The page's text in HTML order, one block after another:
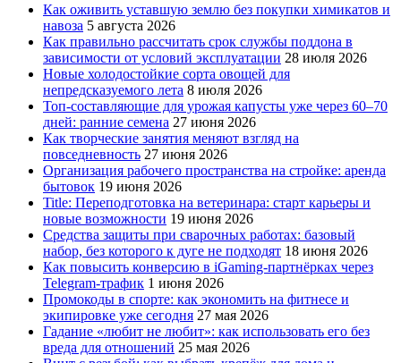
Как оживить уставшую землю без покупки химикатов и
навоза 5 августа 2026
Как правильно рассчитать срок службы поддона в
зависимости от условий эксплуатации 28 июля 2026
Новые холодостойкие сорта овощей для
непредсказуемого лета 8 июля 2026
Топ-составляющие для урожая капусты уже через 60–70
дней: ранние семена 27 июня 2026
Как творческие занятия меняют взгляд на
повседневность 27 июня 2026
Организация рабочего пространства на стройке: аренда
бытовок 19 июня 2026
Title: Переподготовка на ветеринара: старт карьеры и
новые возможности 19 июня 2026
Средства защиты при сварочных работах: базовый
набор, без которого к дуге не подходят 18 июня 2026
Как повысить конверсию в iGaming-партнёрках через
Telegram-трафик 1 июня 2026
Промокоды в спорте: как экономить на фитнесе и
экипировке уже сегодня 27 мая 2026
Гадание «любит не любит»: как использовать его без
вреда для отношений 25 мая 2026